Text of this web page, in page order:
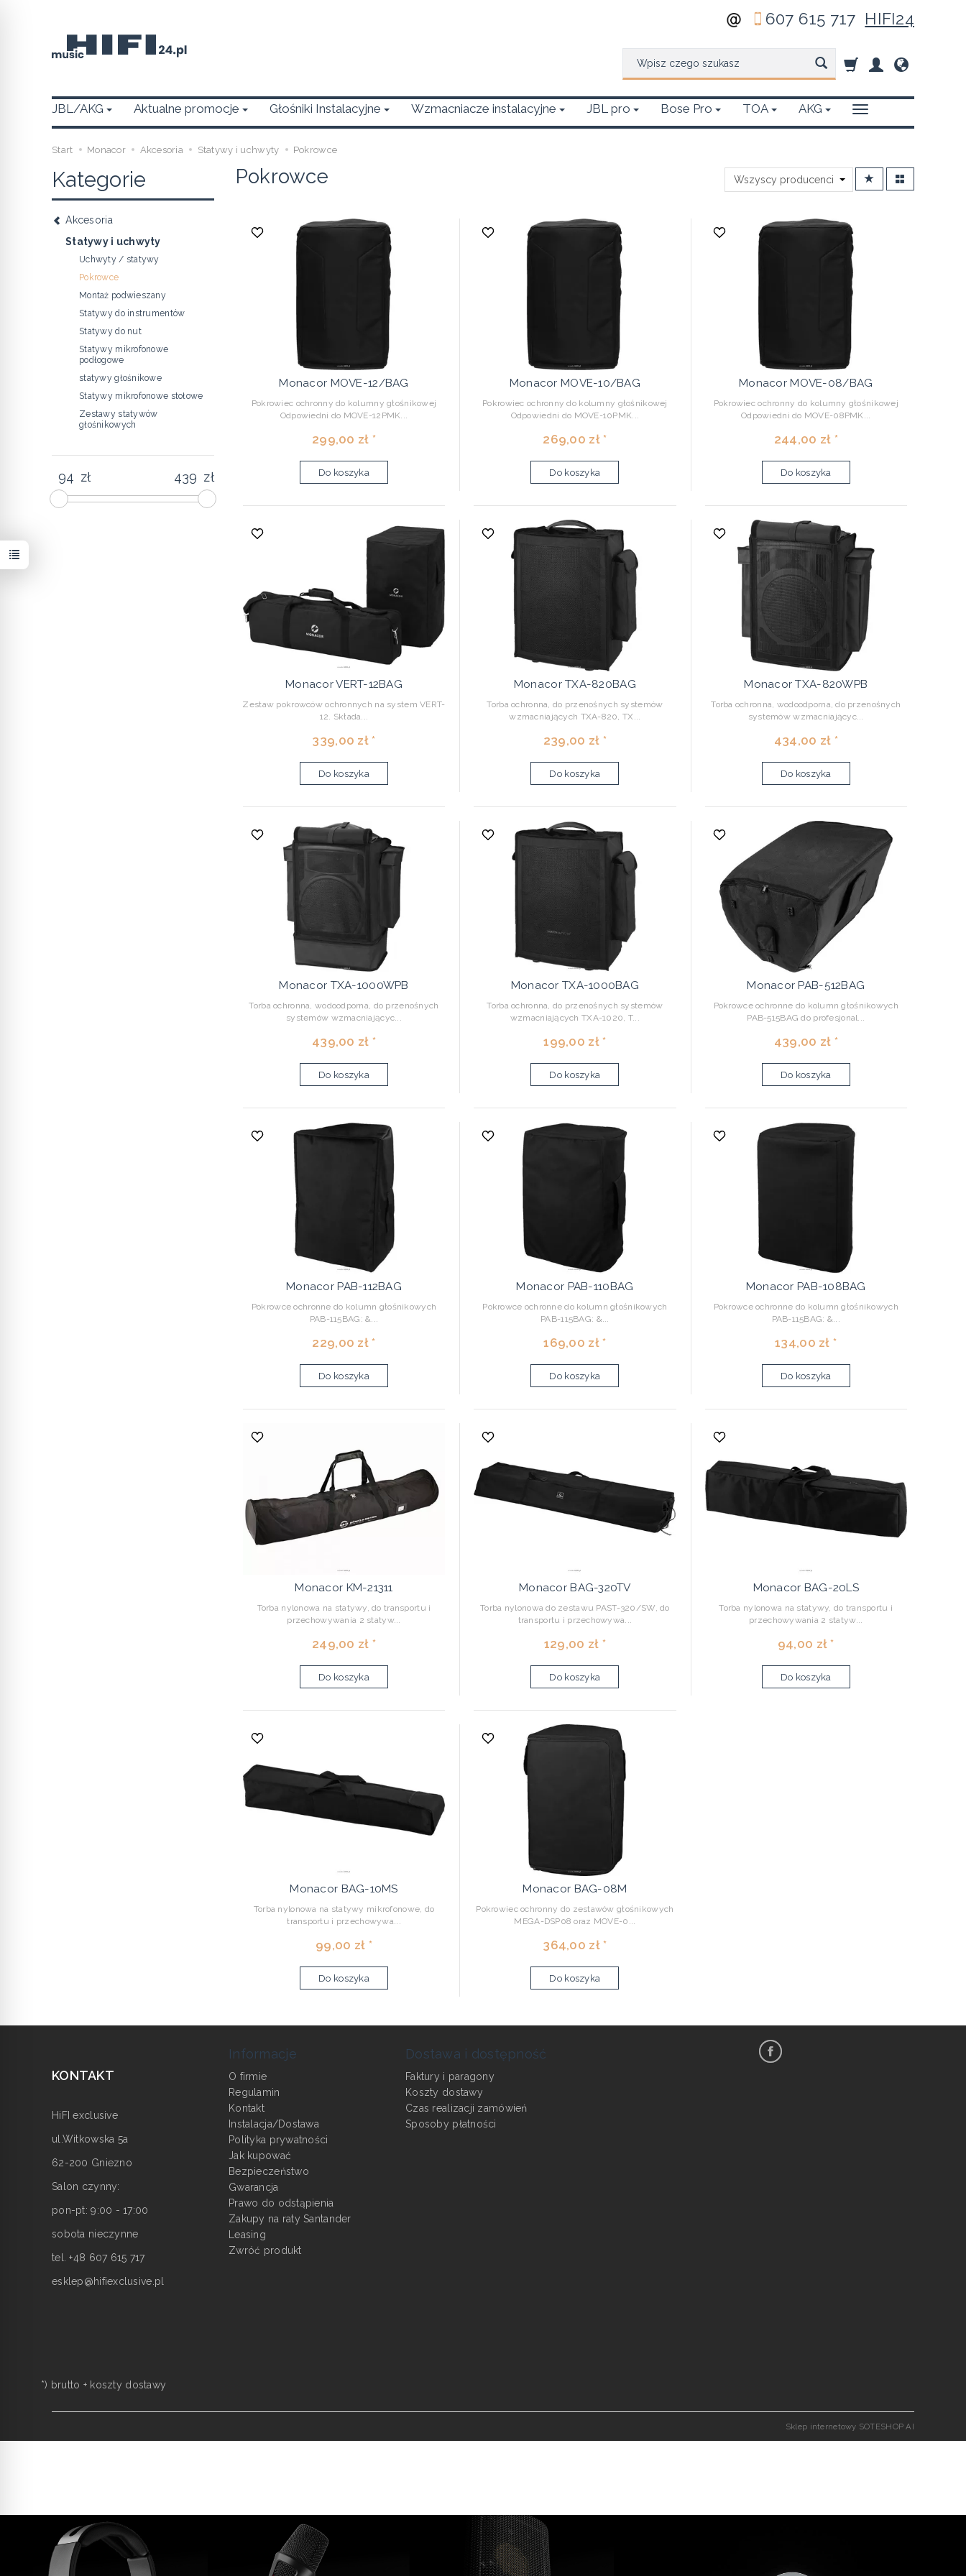
607 615 717 HIFI24
JBL/AKG Aktualne promocje Głośniki Instalacyjne Wzmacniacze instalacyjne JBL pro Bose Pro TOA AKG
Start Monacor Akcesoria Statywy i uchwyty Pokrowce
Pokrowce
Monacor MOVE-12/BAG
Pokrowiec ochronny do kolumny głośnikowej
Odpowiedni do MOVE-12PMK...
299,00 zł *
Do koszyka
Monacor MOVE-10/BAG
Pokrowiec ochronny do kolumny głośnikowej
Odpowiedni do MOVE-10PMK...
269,00 zł *
Do koszyka
Monacor MOVE-08/BAG
Pokrowiec ochronny do kolumny głośnikowej
Odpowiedni do MOVE-08PMK...
244,00 zł *
Do koszyka
Monacor VERT-12BAG
Zestaw pokrowców ochronnych na system VERT-
12. Składa...
339,00 zł *
Do koszyka
Monacor TXA-820BAG
Torba ochronna, do przenośnych systemów
wzmacniających TXA-820, TX...
239,00 zł *
Do koszyka
Monacor TXA-820WPB
Torba ochronna, wodoodporna, do przenośnych
systemów wzmacniającyc...
434,00 zł *
Do koszyka
Monacor TXA-1000WPB
Torba ochronna, wodoodporna, do przenośnych
systemów wzmacniającyc...
439,00 zł *
Do koszyka
Monacor TXA-1000BAG
Torba ochronna, do przenośnych systemów
wzmacniających TXA-1020, T...
199,00 zł *
Do koszyka
Monacor PAB-512BAG
Pokrowce ochronne do kolumn głośnikowych
PAB-515BAG do profesjonal...
439,00 zł *
Do koszyka
Monacor PAB-112BAG
Pokrowce ochronne do kolumn głośnikowych
PAB-115BAG: &...
229,00 zł *
Do koszyka
Monacor PAB-110BAG
Pokrowce ochronne do kolumn głośnikowych
PAB-115BAG: &...
169,00 zł *
Do koszyka
Monacor PAB-108BAG
Pokrowce ochronne do kolumn głośnikowych
PAB-115BAG: &...
134,00 zł *
Do koszyka
Monacor KM-21311
Torba nylonowa na statywy, do transportu i
przechowywania 2 statyw...
249,00 zł *
Do koszyka
Monacor BAG-320TV
Torba nylonowa do zestawu PAST-320/SW, do
transportu i przechowywa...
129,00 zł *
Do koszyka
Monacor BAG-20LS
Torba nylonowa na statywy, do transportu i
przechowywania 2 statyw...
94,00 zł *
Do koszyka
Monacor BAG-10MS
Torba nylonowa na statywy mikrofonowe, do
transportu i przechowywa...
99,00 zł *
Do koszyka
Monacor BAG-08M
Pokrowiec ochronny do zestawów głośnikowych
MEGA-DSP08 oraz MOVE-0...
364,00 zł *
Do koszyka
Kategorie
Akcesoria
Statywy i uchwyty
Uchwyty / statywy
Pokrowce
Montaż podwieszany
Statywy do instrumentów
Statywy do nut
Statywy mikrofonowe
podłogowe
statywy głośnikowe
Statywy mikrofonowe stołowe
Zestawy statywów
głośnikowych
zł zł
KONTAKT
HiFI exclusive
ul.Witkowska 5a
62-200 Gniezno
Salon czynny:
pon-pt: 9:00 - 17:00
sobota nieczynne
tel. +48 607 615 717
esklep@hifiexclusive.pl
Informacje
O firmie
Regulamin
Kontakt
Instalacja/Dostawa
Polityka prywatności
Jak kupować
Bezpieczeństwo
Gwarancja
Prawo do odstąpienia
Zakupy na raty Santander
Leasing
Zwróć produkt
Dostawa i dostępność
Faktury i paragony
Koszty dostawy
Czas realizacji zamówień
Sposoby płatności
*) brutto + koszty dostawy
Sklep internetowy SOTESHOP AI